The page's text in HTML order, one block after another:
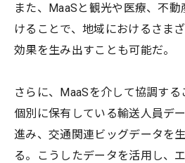
また、MaaSと観光や医療、不
けることで、地域におけるさま
効果を生み出すことも可能だ。
さらに、MaaSを介して協調す
個別に保有している輸送人員デ
進み、交通関連ビッグデータを
る。こうしたデータを活用し、